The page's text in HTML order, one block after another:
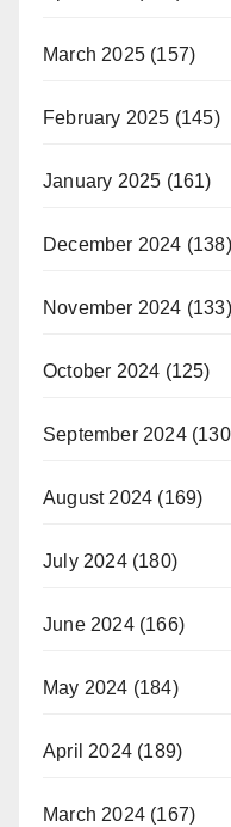
March 2025 (157)
February 2025 (145)
January 2025 (161)
December 2024 (138)
November 2024 (133)
October 2024 (125)
September 2024
August 2024 (169)
July 2024(180)
June 2024(166)
May 2024 (184)
April 2024 (189)
March 2024 (167)